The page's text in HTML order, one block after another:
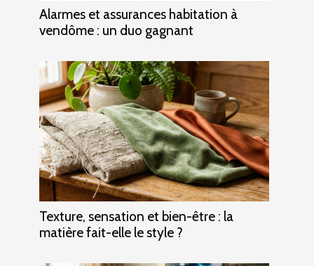
Alarmes et assurances habitation à
vendôme : un duo gagnant
Texture, sensation et bien-être : la
matière fait-elle le style ?